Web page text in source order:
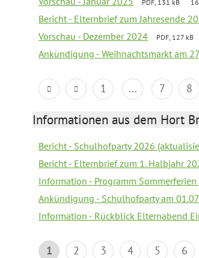
PDF, 131 kB
Bericht - Elternbrief zum Jahresende
Vorschau - Dezember 2024 PDF, 127 kB
Ankündigung - Weihnachtsmarkt am
1 ... 7 8
Informationen aus dem Hort
Bericht - Schulhofparty 2026
Bericht - Elternbrief zum 1. Halbjahr
Information - Programm
Ankündigung - Schulhofparty am
Information - Rückblick Elternabend
1 2 3 4 5 6